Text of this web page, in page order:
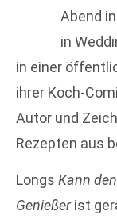
Abend
in
in einer
ihrer Koch-
Autor und
Rezepten aus
Longs Kann
Genießerist